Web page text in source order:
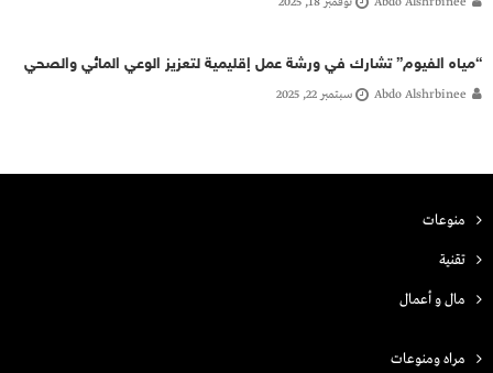
“مياه الفيوم” تشارك في ورشة عمل إقليمية لتعزيز الوعي المائي والصحي
Abdo Alshrbinee سبتمبر 22, 2025
منوعات
تقنية
مال و أعمال
مراه ومنوعات